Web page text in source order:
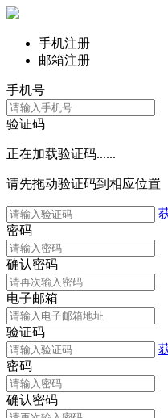
手机注册
邮箱注册
手机号
验证码
正在加载验证码......
请先拖动验证码到相应位置
密码
确认密码
电子邮箱
验证码
密码
确认密码